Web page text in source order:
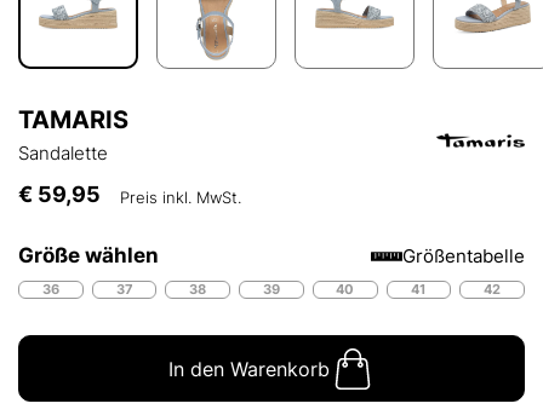
TAMARIS
Sandalette
€ 59,95 Preis inkl. MwSt.
Größe wählen Größentabelle
36 37 38 39 40 41 42
In den Warenkorb